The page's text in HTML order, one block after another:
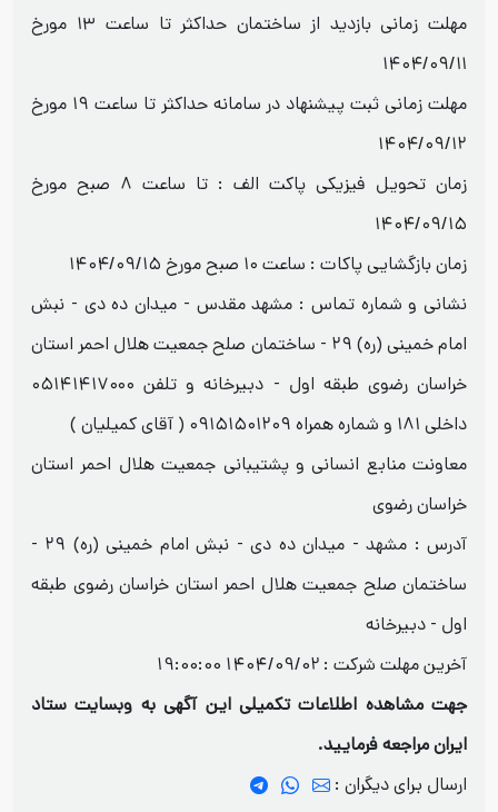
مهلت زمانی بازدید از ساختمان حداکثر تا ساعت ۱۳ مورخ
۱۴۰۴/۰۹/۱۱
مهلت زمانی ثبت پیشنهاد در سامانه حداکثر تا ساعت ۱۹ مورخ
۱۴۰۴/۰۹/۱۲
زمان تحویل فیزیکی پاکت الف : تا ساعت ۸ صبح مورخ
۱۴۰۴/۰۹/۱۵
زمان بازگشایی پاکات : ساعت ۱۰ صبح مورخ ۱۴۰۴/۰۹/۱۵
نشانی و شماره تماس : مشهد مقدس - میدان ده دی - نبش
امام خمینی (ره) ۲۹ - ساختمان صلح جمعیت هلال احمر استان
خراسان رضوی طبقه اول - دبیرخانه و تلفن ۰۵۱۴۱۴۱۷۰۰۰
داخلی ۱۸۱ و شماره همراه ۰۹۱۵۱۵۰۱۲۰۹ ( آقای کمیلیان )
معاونت منابع انسانی و پشتیبانی جمعیت هلال احمر استان
خراسان رضوی
آدرس : مشهد - میدان ده دی - نبش امام خمینی (ره) ۲۹ -
ساختمان صلح جمعیت هلال احمر استان خراسان رضوی طبقه
اول - دبیرخانه
آخرین مهلت شرکت : 1404/09/02 19:00:00
جهت مشاهده اطلاعات تکمیلی این آگهی به وبسایت ستاد
ایران مراجعه فرمایید.
ارسال برای دیگران :